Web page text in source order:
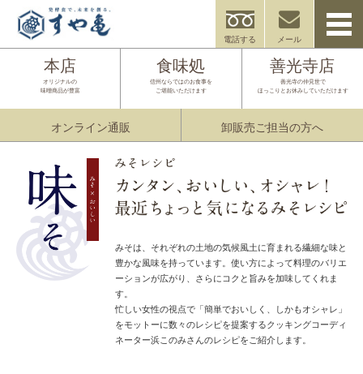
電話する メール
本店
オリジナルの
味噌商品が豊富
食味処
信州ならではのお食事を
ご堪能いただけます
善光寺店
善光寺の仲見世で
ほっこりとお休みしていただけます
オンライン通販 卸販売ご担当の方へ
みそは、それぞれの土地の気候風土に育まれる繊細な味と
豊かな風味を持っています。使い方によって料理のバリエ
ーションが広がり、さらにコクと旨みを加味してくれま
す。
忙しい女性の視点で「簡単でおいしく、しかもオシャレ」
をモットーに数々のレシピを提案するクッキングコーディ
ネーター浜このみさんのレシピをご紹介します。